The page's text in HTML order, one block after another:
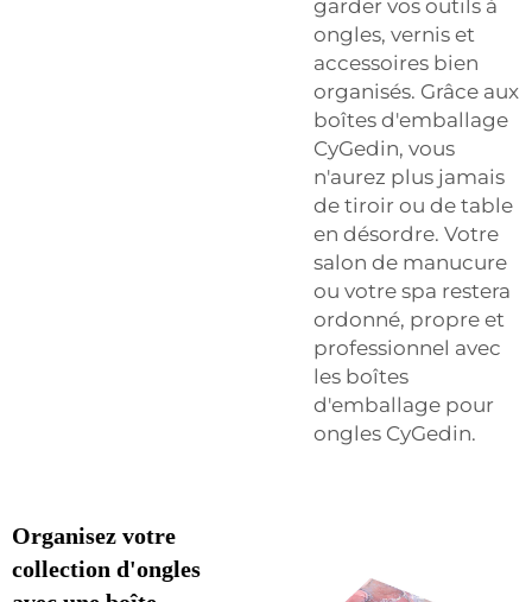
garder vos outils à
ongles, vernis et
accessoires bien
organisés. Grâce aux
boîtes d'emballage
CyGedin, vous
n'aurez plus jamais
de tiroir ou de table
en désordre. Votre
salon de manucure
ou votre spa restera
ordonné, propre et
professionnel avec
les boîtes
d'emballage pour
ongles CyGedin.
Organisez votre
collection d'ongles